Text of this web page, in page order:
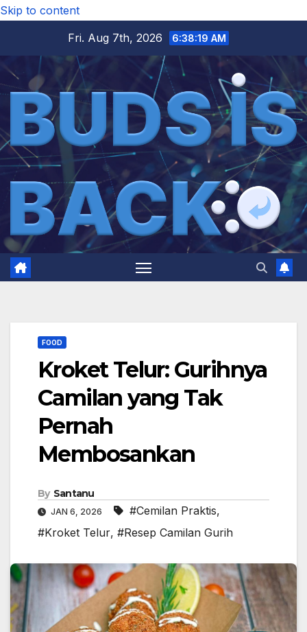
Skip to content
Fri. Aug 7th, 2026
6:38:21 AM
FOOD
Kroket Telur: Gurihnya
Camilan yang Tak
Pernah
Membosankan
By Santanu
JAN 6, 2026 #Cemilan Praktis,
#Kroket Telur, #Resep Camilan Gurih